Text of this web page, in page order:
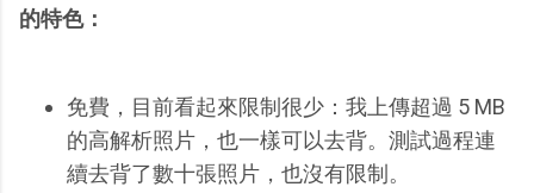
的特色：
免費，目前看起來限制很少：我上傳超過 5 MB
的高解析照片，也一樣可以去背。測試過程連
續去背了數十張照片，也沒有限制。